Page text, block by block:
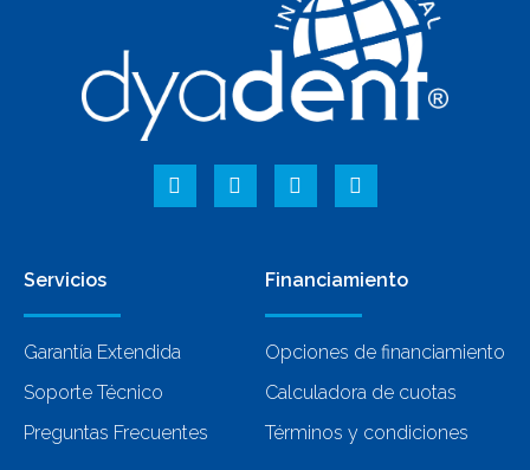
Servicios
Garantía Extendida
Soporte Técnico
Preguntas Frecuentes
Financiamiento
Opciones de financiamiento
Calculadora de cuotas
Términos y condiciones